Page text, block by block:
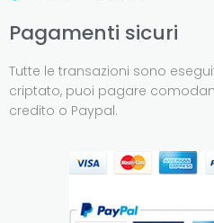
Pagamenti sicuri
Tutte le transazioni sono
criptato, puoi pagare
credito o Paypal.